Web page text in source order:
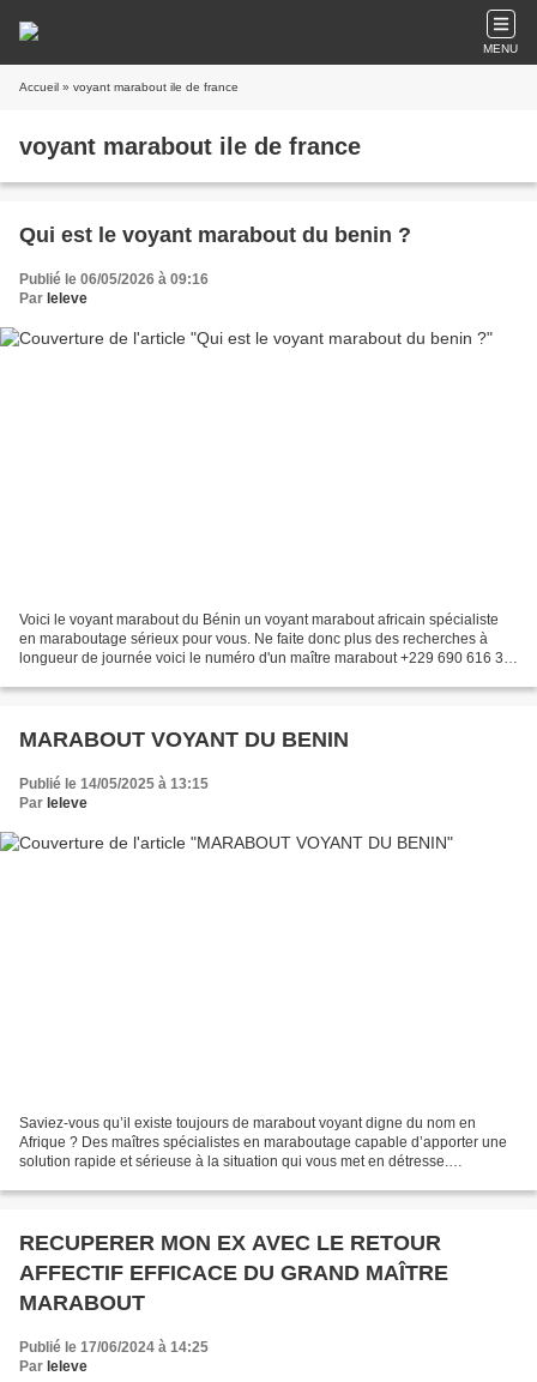
MENU
Accueil » voyant marabout ile de france
voyant marabout ile de france
Qui est le voyant marabout du benin ?
Publié le 06/05/2026 à 09:16
Par leleve
Voici le voyant marabout du Bénin un voyant marabout africain spécialiste
en maraboutage sérieux pour vous. Ne faite donc plus des recherches à
longueur de journée voici le numéro d'un maître marabout +229 690 616 32.
MARABOUT VOYANT DU BENIN
Publié le 14/05/2025 à 13:15
Par leleve
Saviez-vous qu’il existe toujours de marabout voyant digne du nom en
Afrique ? Des maîtres spécialistes en maraboutage capable d’apporter une
solution rapide et sérieuse à la situation qui vous met en détresse.
RECUPERER MON EX AVEC LE RETOUR
AFFECTIF EFFICACE DU GRAND MAÎTRE
MARABOUT
Publié le 17/06/2024 à 14:25
Par leleve